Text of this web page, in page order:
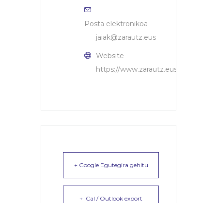
Posta elektronikoa
jaiak@zarautz.eus
Website
https://www.zarautz.eus/eu/agenda
+ Google Egutegira gehitu
+ iCal / Outlook export